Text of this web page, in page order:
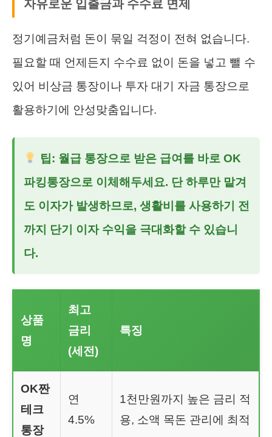
자유로운 입출금과 수수료 면제
정기예금처럼 돈이 묶일 걱정이 전혀 없습니다.
필요할 때 언제든지 수수료 없이 돈을 넣고 뺄 수
있어 비상금 통장이나 투자 대기 자금 통장으로
활용하기에 안성맞춤입니다.
팁: 월급 통장으로 받은 급여를 바로 OK
파킹통장으로 이체해두세요. 단 하루만 맡겨
도 이자가 발생하므로, 생활비를 사용하기 전
까지 단기 이자 수익을 극대화할 수 있습니
다.
상품
명
최고
금리
(세전)
특징
OK짠
테크
통장
연
4.5%
1천만원까지 높은 금리 적
용, 소액 목돈 관리에 최적